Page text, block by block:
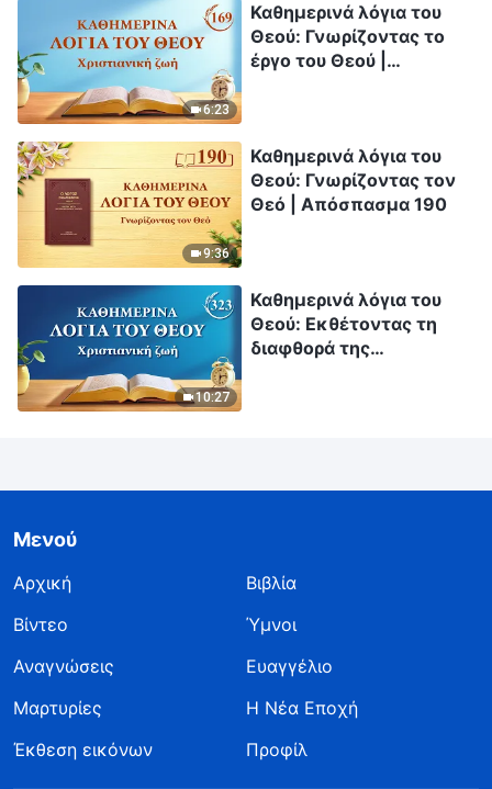
6:23
Καθημερινά λόγια του
Θεού: Γνωρίζοντας το
έργο του Θεού |
9:36
Καθημερινά λόγια του
Θεού: Γνωρίζοντας τον
Θεό | Απόσπασμα 190
10:27
Καθημερινά λόγια του
Θεού: Εκθέτοντας τη
διαφθορά της
Μενού
Αρχική
Βιβλία
Βίντεο
Ύμνοι
Αναγνώσεις
Ευαγγέλιο
Μαρτυρίες
Η Νέα Εποχή
Έκθεση εικόνων
Προφίλ